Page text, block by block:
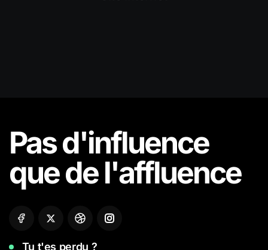
Pas d'influence
que del'affluence
Tu t'es perdu ?